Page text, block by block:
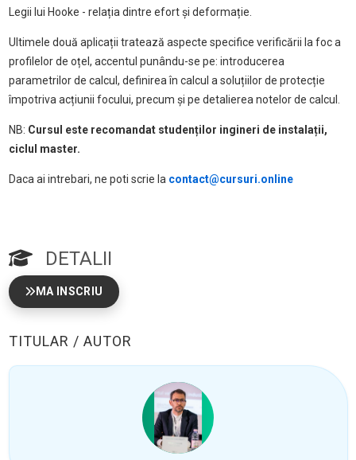
Legii lui Hooke - relația dintre efort și deformație.
Ultimele două aplicații tratează aspecte specifice verificării la foc a
profilelor de oțel, accentul punându-se pe: introducerea
parametrilor de calcul, definirea în calcul a soluțiilor de protecție
împotriva acțiunii focului, precum și pe detalierea notelor de calcul.
NB: Cursul este recomandat studenților ingineri de instalații,
ciclul master.
Daca ai intrebari, ne poti scrie la contact@cursuri.online
DETALII
MA INSCRIU
TITULAR / AUTOR